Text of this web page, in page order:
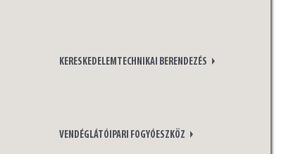
KERESKEDELEMTECHNIKAI BERENDEZÉS
VENDÉGLÁTÓIPARI FOGYÓESZKÖZ